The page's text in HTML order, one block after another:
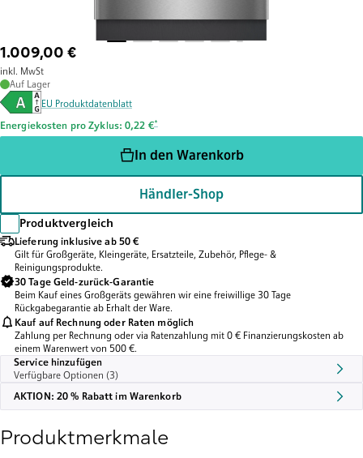
1.009,00 €
inkl. MwSt
Auf Lager
EU Produktdatenblatt
Energiekosten pro Zyklus: 0,22 €Fußnote *: Schätzung basierend auf durchschnittlichem
*
In den Warenkorb
Händler-Shop
Produktvergleich
Lieferung inklusive ab 50 €
Gilt für Großgeräte, Kleingeräte, Ersatzteile, Zubehör, Pflege- &
Reinigungsprodukte.
30 Tage Geld-zurück-Garantie
Beim Kauf eines Großgeräts gewähren wir eine freiwillige 30 Tage
Rückgabegarantie ab Erhalt der Ware.
Kauf auf Rechnung oder Raten möglich
Zahlung per Rechnung oder via Ratenzahlung mit 0 € Finanzierungskosten ab
einem Warenwert von 500 €.
Service hinzufügen
Verfügbare Optionen (3)
AKTION: 20 % Rabatt im Warenkorb
Produktmerkmale